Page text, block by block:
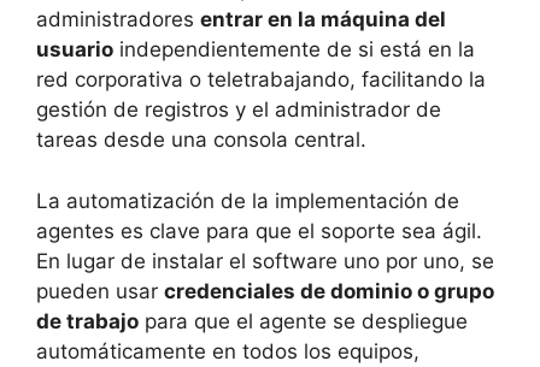
administradores entrar en la máquina del
usuario independientemente de si está en la
red corporativa o teletrabajando, facilitando la
gestión de registros y el administrador de
tareas desde una consola central.
La automatización de la implementación de
agentes es clave para que el soporte sea ágil.
En lugar de instalar el software uno por uno, se
pueden usar credenciales de dominio o grupo
de trabajo para que el agente se despliegue
automáticamente en todos los equipos,